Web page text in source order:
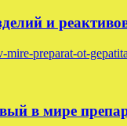
и
в мире